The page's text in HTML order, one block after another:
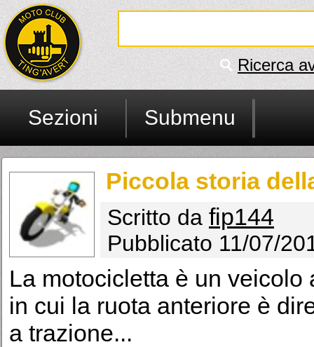
Ricerca
Sezioni Submenu
Piccola storia
Scritto da fip144
Pubblicato 11/07/
La motocicletta è un
in cui la ruota anteriore è
a trazione...